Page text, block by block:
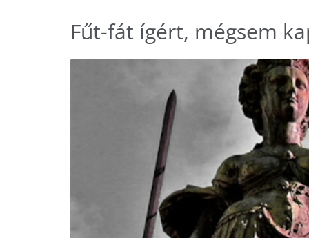
Fűt-fát ígért, mégsem